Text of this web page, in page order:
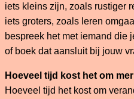
iets kleins zijn, zoals rustiger
iets groters, zoals leren
bespreek het met iemand die
of boek dat aansluit bij jouw
Hoeveel tijd kost het om
Hoeveel tijd het kost om